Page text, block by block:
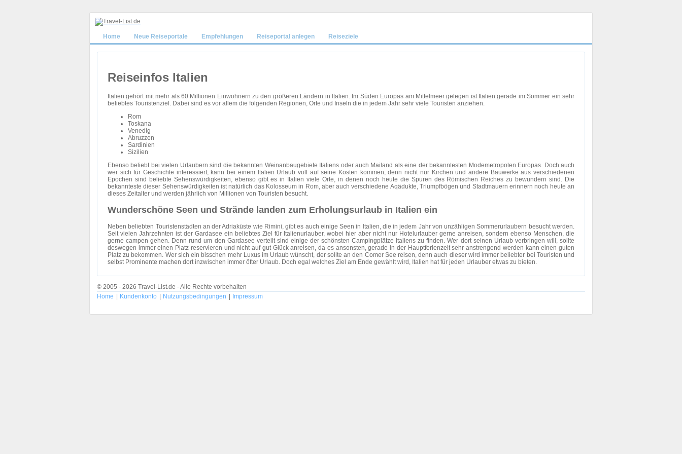
Home Neue Reiseportale Empfehlungen Reiseportal anlegen Reiseziele
Reiseinfos Italien
Italien gehört mit mehr als 60 Millionen Einwohnern zu den größeren Ländern in Italien. Im Süden Europas am Mittelmeer gelegen ist Italien gerade im Sommer ein sehr
beliebtes Touristenziel. Dabei sind es vor allem die folgenden Regionen, Orte und Inseln die in jedem Jahr sehr viele Touristen anziehen.
Rom
Toskana
Venedig
Abruzzen
Sardinien
Sizilien
Ebenso beliebt bei vielen Urlaubern sind die bekannten Weinanbaugebiete Italiens oder auch Mailand als eine der bekanntesten Modemetropolen Europas. Doch auch
wer sich für Geschichte interessiert, kann bei einem Italien Urlaub voll auf seine Kosten kommen, denn nicht nur Kirchen und andere Bauwerke aus verschiedenen
Epochen sind beliebte Sehenswürdigkeiten, ebenso gibt es in Italien viele Orte, in denen noch heute die Spuren des Römischen Reiches zu bewundern sind. Die
bekannteste dieser Sehenswürdigkeiten ist natürlich das Kolosseum in Rom, aber auch verschiedene Aqädukte, Triumpfbögen und Stadtmauern erinnern noch heute an
dieses Zeitalter und werden jährlich von Millionen von Touristen besucht.
Wunderschöne Seen und Strände landen zum Erholungsurlaub in Italien ein
Neben beliebten Touristenstädten an der Adriaküste wie Rimini, gibt es auch einige Seen in Italien, die in jedem Jahr von unzähligen Sommerurlaubern besucht werden.
Seit vielen Jahrzehnten ist der Gardasee ein beliebtes Ziel für Italienurlauber, wobei hier aber nicht nur Hotelurlauber gerne anreisen, sondern ebenso Menschen, die
gerne campen gehen. Denn rund um den Gardasee verteilt sind einige der schönsten Campingplätze Italiens zu finden. Wer dort seinen Urlaub verbringen will, sollte
deswegen immer einen Platz reservieren und nicht auf gut Glück anreisen, da es ansonsten, gerade in der Hauptferienzeit sehr anstrengend werden kann einen guten
Platz zu bekommen. Wer sich ein bisschen mehr Luxus im Urlaub wünscht, der sollte an den Comer See reisen, denn auch dieser wird immer beliebter bei Touristen und
selbst Prominente machen dort inzwischen immer öfter Urlaub. Doch egal welches Ziel am Ende gewählt wird, Italien hat für jeden Urlauber etwas zu bieten.
© 2005 - 2026 Travel-List.de - Alle Rechte vorbehalten
Home
Kundenkonto Nutzungsbedingungen Impressum